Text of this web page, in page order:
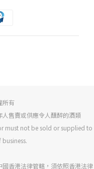
所有
售賣或供應令人醺醉的酒類
must not be sold or supplied to
香港法律管轄，須依照香港法律